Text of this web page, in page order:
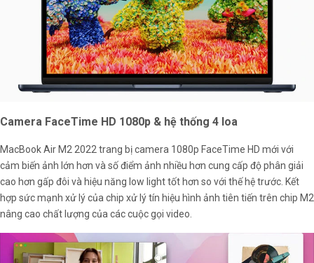
Camera FaceTime HD 1080p & hệ thống 4 loa
MacBook Air M2 2022 trang bị camera 1080p FaceTime HD mới với
cảm biến ảnh lớn hơn và số điểm ảnh nhiều hơn cung cấp độ phân giải
cao hơn gấp đôi và hiệu năng low light tốt hơn so với thế hệ trước. Kết
hợp sức mạnh xử lý của chip xử lý tín hiệu hình ảnh tiên tiến trên chip M2
nâng cao chất lượng của các cuộc gọi video.